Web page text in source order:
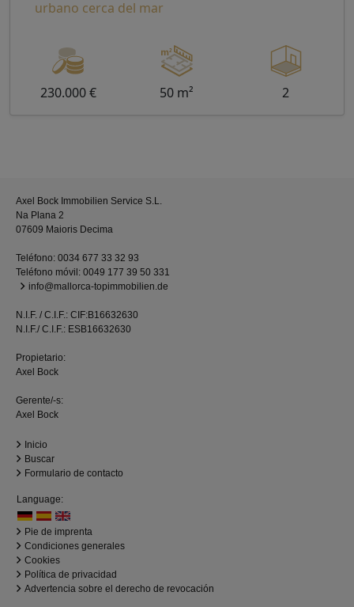
urbano cerca del mar
230.000 € 50 m² 2
Axel Bock Immobilien Service S.L.
Na Plana 2
07609 Maioris Decima
Teléfono: 0034 677 33 32 93
Teléfono móvil: 0049 177 39 50 331
info@mallorca-topimmobilien.de
N.I.F. / C.I.F.: CIF:B16632630
N.I.F./ C.I.F.: ESB16632630
Propietario:
Axel Bock
Gerente/-s:
Axel Bock
Inicio
Buscar
Formulario de contacto
Language:
Pie de imprenta
Condiciones generales
Cookies
Política de privacidad
Advertencia sobre el derecho de revocación